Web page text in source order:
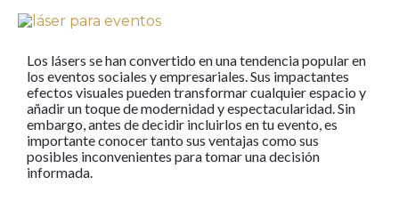
Los lásers se han convertido en una tendencia popular en
los eventos sociales y empresariales. Sus impactantes
efectos visuales pueden transformar cualquier espacio y
añadir un toque de modernidad y espectacularidad. Sin
embargo, antes de decidir incluirlos en tu evento, es
importante conocer tanto sus ventajas como sus
posibles inconvenientes para tomar una decisión
informada.